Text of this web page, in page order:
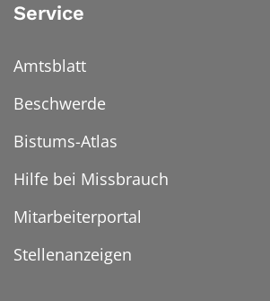
Service
Amtsblatt
Beschwerde
Bistums-Atlas
Hilfe bei Missbrauch
Mitarbeiterportal
Stellenanzeigen